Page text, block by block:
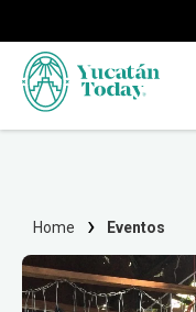
Home Eventos